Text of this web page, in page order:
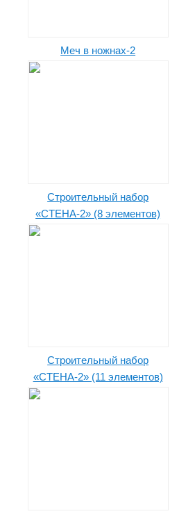
Меч в ножнах-2
Строительный набор
«СТЕНА-2» (8 элементов)
Строительный набор
«СТЕНА-2» (11 элементов)